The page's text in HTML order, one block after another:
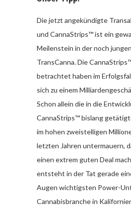
Die jetzt angekündigte
und CannaStrips™ ist ein
Meilenstein in der noch
TransCanna. Die
betrachtet haben im
sich zu einem
Schon allein die in die
CannaStrips™ bislang
im hohen zweistelligen
letzten Jahren untermauern,
einen extrem guten Deal
entsteht in der Tat gerade
Augen wichtigsten Power-
Cannabisbranche in